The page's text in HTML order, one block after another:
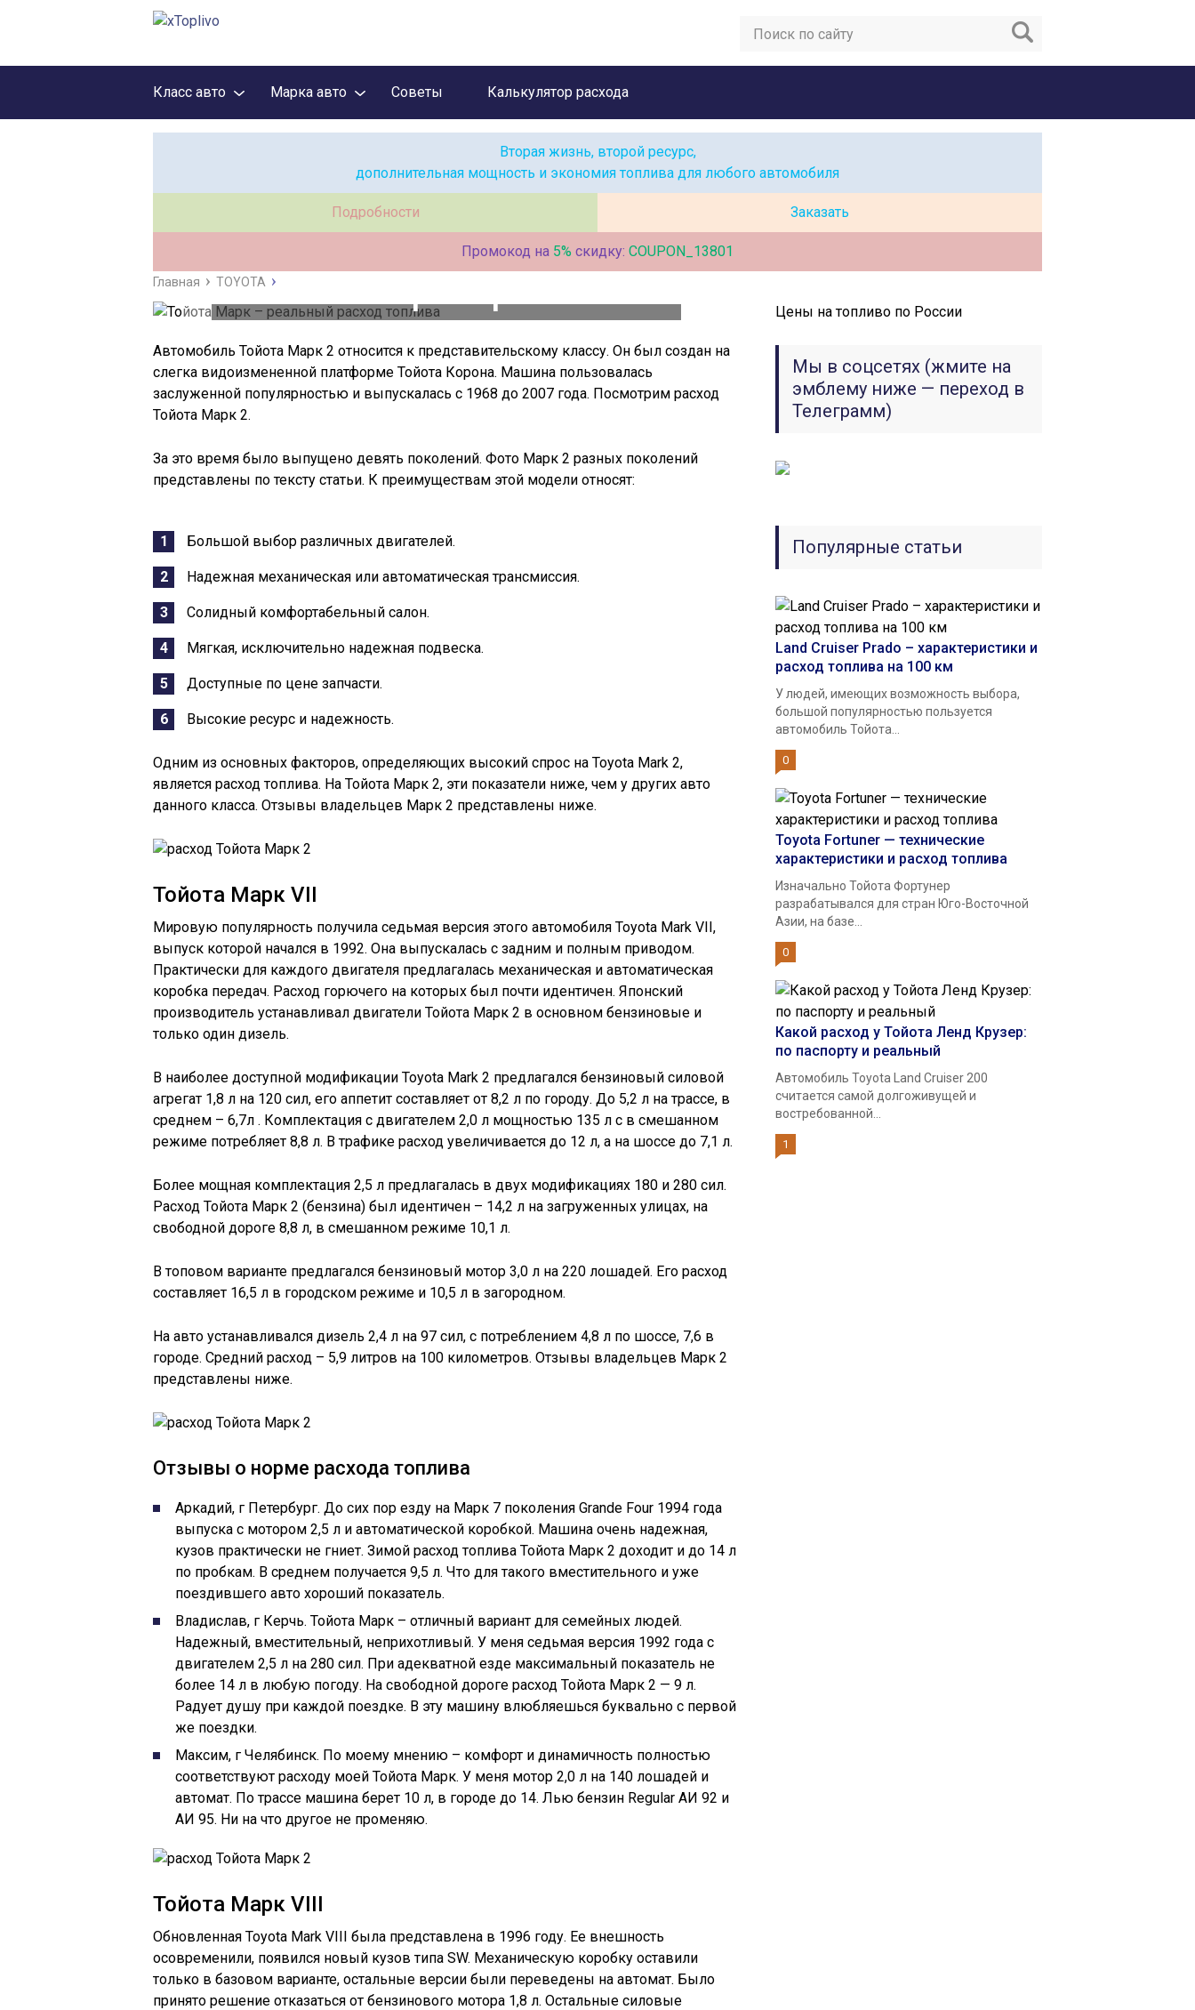
Класс авто Марка авто Советы Калькулятор расхода
Вторая жизнь, второй ресурс,
дополнительная мощность и экономия топлива для любого автомобиля
Подробности Заказать
Промокод на 5% скидку: COUPON_13801
Главная TOYOTA
Тойота Марк – реальный
расход топлива
Автомобиль Тойота Марк 2 относится к представительскому классу. Он был создан на
слегка видоизмененной платформе Тойота Корона. Машина пользовалась
заслуженной популярностью и выпускалась с 1968 до 2007 года. Посмотрим расход
Тойота Марк 2.
За это время было выпущено девять поколений. Фото Марк 2 разных поколений
представлены по тексту статьи. К преимуществам этой модели относят:
Большой выбор различных двигателей.
Надежная механическая или автоматическая трансмиссия.
Солидный комфортабельный салон.
Мягкая, исключительно надежная подвеска.
Доступные по цене запчасти.
Высокие ресурс и надежность.
Одним из основных факторов, определяющих высокий спрос на Toyota Mark 2,
является расход топлива. На Тойота Марк 2, эти показатели ниже, чем у других авто
данного класса. Отзывы владельцев Марк 2 представлены ниже.
Тойота Марк VII
Мировую популярность получила седьмая версия этого автомобиля Toyota Mark VII,
выпуск которой начался в 1992. Она выпускалась с задним и полным приводом.
Практически для каждого двигателя предлагалась механическая и автоматическая
коробка передач. Расход горючего на которых был почти идентичен. Японский
производитель устанавливал двигатели Тойота Марк 2 в основном бензиновые и
только один дизель.
В наиболее доступной модификации Toyota Mark 2 предлагался бензиновый силовой
агрегат 1,8 л на 120 сил, его аппетит составляет от 8,2 л по городу. До 5,2 л на трассе, в
среднем – 6,7л . Комплектация с двигателем 2,0 л мощностью 135 л с в смешанном
режиме потребляет 8,8 л. В трафике расход увеличивается до 12 л, а на шоссе до 7,1 л.
Более мощная комплектация 2,5 л предлагалась в двух модификациях 180 и 280 сил.
Расход Тойота Марк 2 (бензина) был идентичен – 14,2 л на загруженных улицах, на
свободной дороге 8,8 л, в смешанном режиме 10,1 л.
В топовом варианте предлагался бензиновый мотор 3,0 л на 220 лошадей. Его расход
составляет 16,5 л в городском режиме и 10,5 л в загородном.
На авто устанавливался дизель 2,4 л на 97 сил, с потреблением 4,8 л по шоссе, 7,6 в
городе. Средний расход – 5,9 литров на 100 километров. Отзывы владельцев Марк 2
представлены ниже.
Отзывы о норме расхода топлива
Аркадий, г Петербург. До сих пор езду на Марк 7 поколения Grande Four 1994 года
выпуска с мотором 2,5 л и автоматической коробкой. Машина очень надежная,
кузов практически не гниет. Зимой расход топлива Тойота Марк 2 доходит и до 14 л
по пробкам. В среднем получается 9,5 л. Что для такого вместительного и уже
поездившего авто хороший показатель.
Владислав, г Керчь. Тойота Марк – отличный вариант для семейных людей.
Надежный, вместительный, неприхотливый. У меня седьмая версия 1992 года с
двигателем 2,5 л на 280 сил. При адекватной езде максимальный показатель не
более 14 л в любую погоду. На свободной дороге расход Тойота Марк 2 — 9 л.
Радует душу при каждой поездке. В эту машину влюбляешься буквально с первой
же поездки.
Максим, г Челябинск. По моему мнению – комфорт и динамичность полностью
соответствуют расходу моей Тойота Марк. У меня мотор 2,0 л на 140 лошадей и
автомат. По трассе машина берет 10 л, в городе до 14. Лью бензин Regular АИ 92 и
АИ 95. Ни на что другое не променяю.
Тойота Марк VIII
Обновленная Toyota Mark VIII была представлена в 1996 году. Ее внешность
осовременили, появился новый кузов типа SW. Механическую коробку оставили
только в базовом варианте, остальные версии были переведены на автомат. Было
принято решение отказаться от бензинового мотора 1,8 л. Остальные силовые
Цены на топливо по России
Мы в соцсетях (жмите на
эмблему ниже — переход в
Телеграмм)
Популярные статьи
Land Cruiser Prado – характеристики и
расход топлива на 100 км
У людей, имеющих возможность выбора,
большой популярностью пользуется
автомобиль Тойота...
0
Toyota Fortuner — технические
характеристики и расход топлива
Изначально Тойота Фортунер
разрабатывался для стран Юго-Восточной
Азии, на базе...
0
Какой расход у Тойота Ленд Крузер:
по паспорту и реальный
Автомобиль Toyota Land Cruiser 200
считается самой долгоживущей и
востребованной...
1